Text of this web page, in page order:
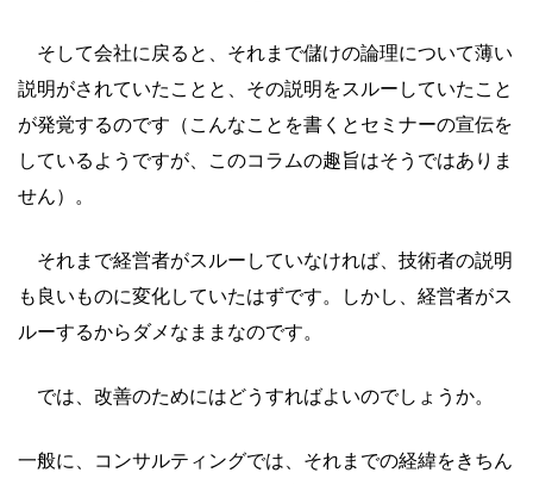
そして会社に戻ると、それまで儲けの論理について薄い
説明がされていたことと、その説明をスルーしていたこと
が発覚するのです（こんなことを書くとセミナーの宣伝を
しているようですが、このコラムの趣旨はそうではありま
せん）。
それまで経営者がスルーしていなければ、技術者の説明
も良いものに変化していたはずです。しかし、経営者がス
ルーするからダメなままなのです。
では、改善のためにはどうすればよいのでしょうか。
一般に、コンサルティングでは、それまでの経緯をきちん